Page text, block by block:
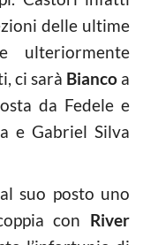
delle ultime
ulteriormente
ci sarà Biancoa
da Fedele e
e Gabriel Silva
suo posto uno
con River